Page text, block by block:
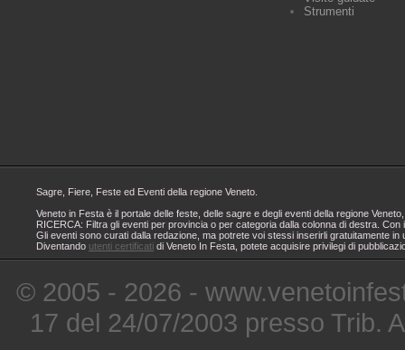
Strumenti
Sagre, Fiere, Feste ed Eventi della regione Veneto.
Veneto in Festa è il portale delle feste, delle sagre e degli eventi della regione
RICERCA: Filtra gli eventi per provincia o per categoria dalla colonna di destra.
Gli eventi sono curati dalla redazione, ma potrete voi stessi inserirli gratuitamente
Diventando utenti certificati di Veneto In Festa, potete acquisire privilegi di
© 2005 - 2026 -
17 del 24/07/2003 presso Trib.